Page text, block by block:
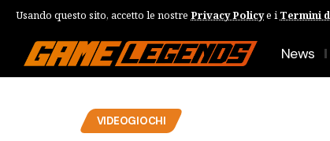
Usando questo sito, accetto le nostre Privacy Policye i Termini
News
VIDEOGIOCHI